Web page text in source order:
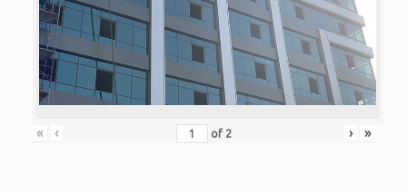
« ‹ of 2 › »